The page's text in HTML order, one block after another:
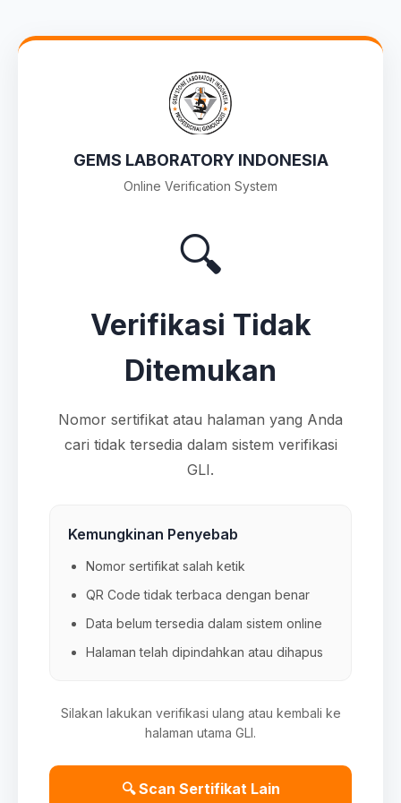
GEMS LABORATORY INDONESIA
Online Verification System
🔍
Verifikasi Tidak
Ditemukan
Nomor sertifikat atau halaman yang Anda
cari tidak tersedia dalam sistem verifikasi
GLI.
Kemungkinan Penyebab
Nomor sertifikat salah ketik
QR Code tidak terbaca dengan benar
Data belum tersedia dalam sistem online
Halaman telah dipindahkan atau dihapus
Silakan lakukan verifikasi ulang atau kembali ke
halaman utama GLI.
🔍 Scan Sertifikat Lain